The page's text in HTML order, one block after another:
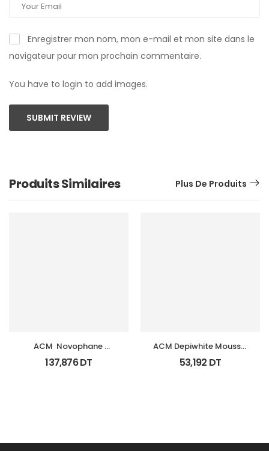
Enregistrer mon nom, mon e-mail et mon site dans le
navigateur pour mon prochain commentaire.
You have to login to add images.
SUBMIT REVIEW
Produits Similaires Plus De Produits
ACM  Novophane
Coffret Anti Chute
(Lotion+Shp+Cp)
137,876DT
ACM Depiwhite Mousse
Nettoyante Eclairciss
200Ml
53,192 DT